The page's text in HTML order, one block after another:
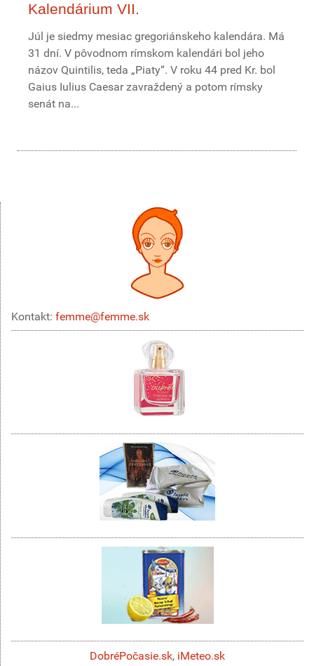
Kalendárium VII.
Júl je siedmy mesiac gregoriánskeho kalendára. Má
31 dní. V pôvodnom rímskom kalendári bol jeho
názov Quintilis, teda „Piaty“. V roku 44 pred Kr. bol
Gaius Iulius Caesar zavraždený a potom rímsky
senát na...
Kontakt: femme@femme.sk
DobréPočasie.sk, iMeteo.sk